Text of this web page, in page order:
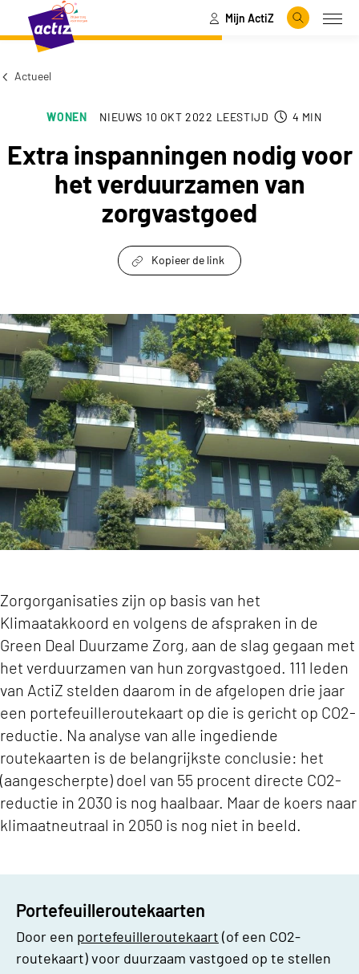
Naar hoofdinhoud
Naar menu Mijn ActiZ
Zoeken
Actueel
WONEN NIEUWS 10 OKT 2022 LEESTIJD 4 MIN
Extra inspanningen nodig voor
het verduurzamen van
zorgvastgoed
Kopieer de link
Extra inspanningen nodig voor het
Zorgorganisaties zijn op basis van het
Klimaatakkoord en volgens de afspraken in de
Green Deal Duurzame Zorg, aan de slag gegaan met
het verduurzamen van hun zorgvastgoed. 111 leden
van ActiZ stelden daarom in de afgelopen drie jaar
een portefeuilleroutekaart op die is gericht op CO2-
reductie. Na analyse van alle ingediende
routekaarten is de belangrijkste conclusie: het
(aangescherpte) doel van 55 procent directe CO2-
reductie in 2030 is nog haalbaar. Maar de koers naar
klimaatneutraal in 2050 is nog niet in beeld.
Portefeuilleroutekaarten
Door een portefeuilleroutekaart (of een CO2-
routekaart) voor duurzaam vastgoed op te stellen